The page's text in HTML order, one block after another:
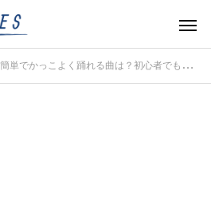
簡単でかっこよく踊れる曲は？初心者でも映えする人気ナンバーを紹介